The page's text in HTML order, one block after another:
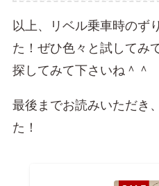
以上、リベル乗車時のず
た！ぜひ色々と試してみ
探してみて下さいね＾＾
最後までお読みいただき
た！